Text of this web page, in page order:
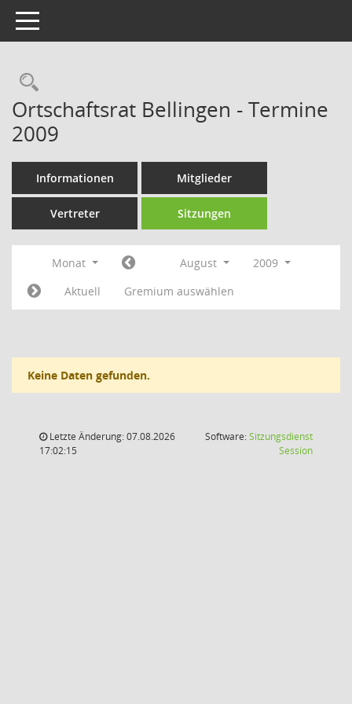
Toggle navigation
Rechercheauswahl
Ortschaftsrat Bellingen - Termine
2009
Informationen Mitglieder
Vertreter Sitzungen
Monat August
2009
Aktuell
Gremium auswählen
Keine Daten gefunden.
Letzte Änderung: 07.08.2026
17:02:15
Software:Sitzungsdienst
Session(Wird in